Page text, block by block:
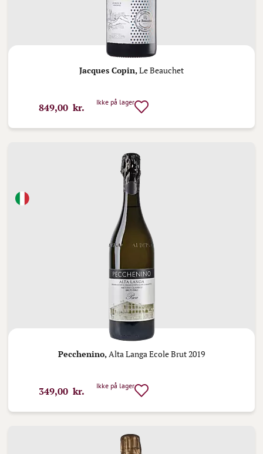
Jacques Copin,Le Beauchet
849,00 kr. Ikke på lager
Pecchenino, Alta Langa Ecole Brut 2019
349,00 kr. Ikke på lager